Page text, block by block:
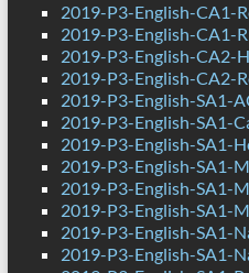
2019-P3-English-CA1-
2019-P3-English-CA1-
2019-P3-English-CA2-
2019-P3-English-CA2-
2019-P3-English-SA1-
2019-P3-English-SA1-
2019-P3-English-SA1-
2019-P3-English-SA1-
2019-P3-English-SA1-
2019-P3-English-SA1-
2019-P3-English-SA1-
2019-P3-English-SA1-